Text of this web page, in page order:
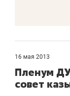
16 мая 2013
Пленум
совет